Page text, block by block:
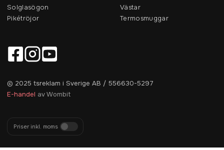
Solglasögon
Pikétröjor
Västar
Termosmuggar
© 2025 tsreklam i Sverige AB / 556630-5297
E-handel av Wombit
Priser inkl. moms